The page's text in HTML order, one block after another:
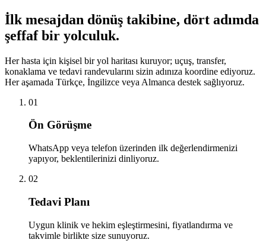
İlk mesajdan dönüş takibine, dört adımda
şeffaf bir yolculuk.
Her hasta için kişisel bir yol haritası kuruyor; uçuş, transfer,
konaklama ve tedavi randevularını sizin adınıza koordine ediyoruz.
Her aşamada Türkçe, İngilizce veya Almanca destek sağlıyoruz.
01
Ön Görüşme
WhatsApp veya telefon üzerinden ilk değerlendirmenizi
yapıyor, beklentilerinizi dinliyoruz.
02
Tedavi Planı
Uygun klinik ve hekim eşleştirmesini, fiyatlandırma ve
takvimle birlikte size sunuyoruz.